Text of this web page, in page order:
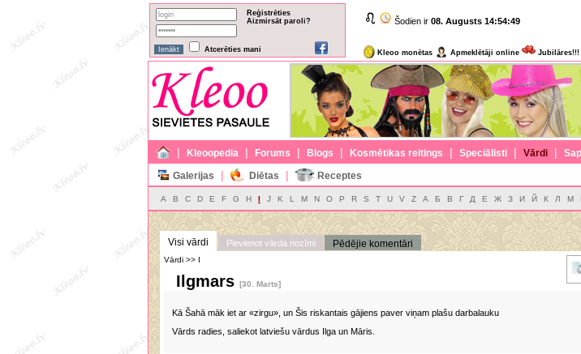
Reģistrēties
Aizmirsāt paroli?
Atcerēties mani
Šodien ir 08. Augusts 14:54:50
Kleoo monētas Apmeklētāji online Jubilāres!!!
| Kleoopedia | Forums | Blogs | Kosmētikas reitings | Speciālisti | Vārdi |
Galerijas
| Diētas | Receptes
A B C D E F G H I J K L M N O P R S T U V Z А Б В Г Д Е Ж З И Й К Л М
Visi vārdi Pievienot vārda nozīmi Pēdējie komentāri
Vārdi >> I
Ilgmars [30. Marts]
Kā Šahā māk iet ar «zirgu», un Šis riskantais gājiens paver viņam plašu darbalauku
Vārds radies, saliekot latviešu vārdus Ilga un Māris.